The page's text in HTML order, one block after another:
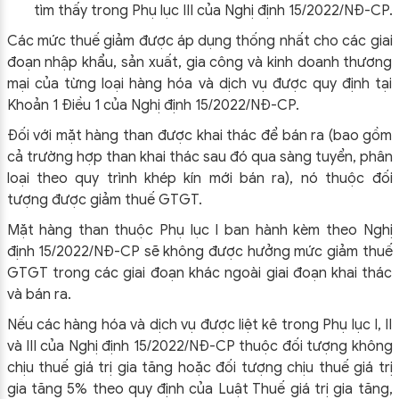
tìm thấy trong Phụ lục III của Nghị định 15/2022/NĐ-CP.
Các mức thuế giảm được áp dụng thống nhất cho các giai
đoạn nhập khẩu, sản xuất, gia công và kinh doanh thương
mại của từng loại hàng hóa và dịch vụ được quy định tại
Khoản 1 Điều 1 của Nghị định 15/2022/NĐ-CP.
Đối với mặt hàng than được khai thác để bán ra (bao gồm
cả trường hợp than khai thác sau đó qua sàng tuyển, phân
loại theo quy trình khép kín mới bán ra), nó thuộc đối
tượng được giảm thuế GTGT.
Mặt hàng than thuộc Phụ lục I ban hành kèm theo Nghị
định 15/2022/NĐ-CP sẽ không được hưởng mức giảm thuế
GTGT trong các giai đoạn khác ngoài giai đoạn khai thác
và bán ra.
Nếu các hàng hóa và dịch vụ được liệt kê trong Phụ lục I, II
và III của Nghị định 15/2022/NĐ-CP thuộc đối tượng không
chịu thuế giá trị gia tăng hoặc đối tượng chịu thuế giá trị
gia tăng 5% theo quy định của Luật Thuế giá trị gia tăng,